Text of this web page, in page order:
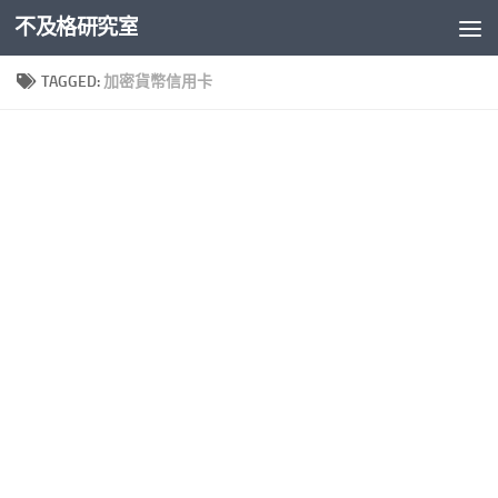
Skip to content
不及格研究室
TAGGED: 加密貨幣信用卡